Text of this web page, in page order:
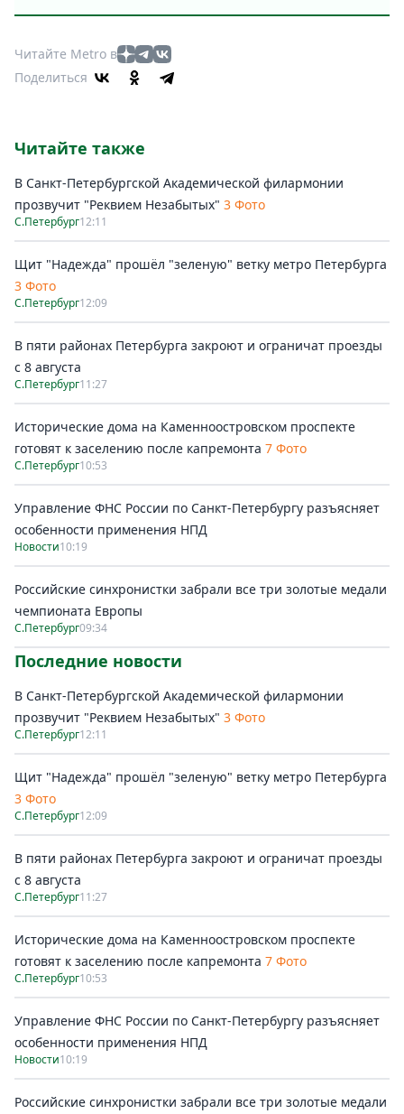
Читайте Metro в
Поделиться
Читайте также
В Санкт-Петербургской Академической филармонии
прозвучит "Реквием Незабытых" 3 Фото
С.Петербург12:11
Щит "Надежда" прошёл "зеленую" ветку метро Петербурга
3 Фото
С.Петербург12:09
В пяти районах Петербурга закроют и ограничат проезды
с 8 августа
С.Петербург11:27
Исторические дома на Каменноостровском проспекте
готовят к заселению после капремонта 7 Фото
С.Петербург10:53
Управление ФНС России по Санкт-Петербургу разъясняет
особенности применения НПД
Новости10:19
Российские синхронистки забрали все три золотые медали
чемпионата Европы
С.Петербург09:34
Последние новости
В Санкт-Петербургской Академической филармонии
прозвучит "Реквием Незабытых" 3 Фото
С.Петербург12:11
Щит "Надежда" прошёл "зеленую" ветку метро Петербурга
3 Фото
С.Петербург12:09
В пяти районах Петербурга закроют и ограничат проезды
с 8 августа
С.Петербург11:27
Исторические дома на Каменноостровском проспекте
готовят к заселению после капремонта 7 Фото
С.Петербург10:53
Управление ФНС России по Санкт-Петербургу разъясняет
особенности применения НПД
Новости10:19
Российские синхронистки забрали все три золотые медали